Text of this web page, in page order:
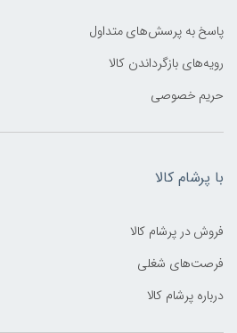
پاسخ به پرسش‌های متداول
رویه‌های بازگرداندن کالا
حریم خصوصی
با پرشام کالا
فروش در پرشام کالا
فرصت‌های شغلی
درباره پرشام کالا